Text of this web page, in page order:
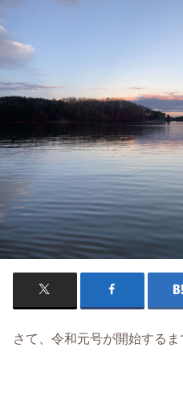
さて、令和元号が開始するま